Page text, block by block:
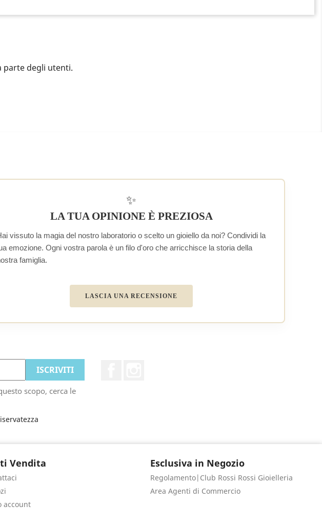
parte degli utenti.
✨
LA TUA OPINIONE È PREZIOSA
vissuto la magia del nostro laboratorio o scelto un gioiello da noi? Condividi la
emozione. Ogni vostra parola è un filo d'oro che arricchisce la storia della
famiglia.
LASCIA UNA RECENSIONE
scopo, cerca le
Vendita
account
Esclusiva in Negozio
Regolamento|Club Rossi Rossi Gioielleria
Area Agenti di Commercio
×